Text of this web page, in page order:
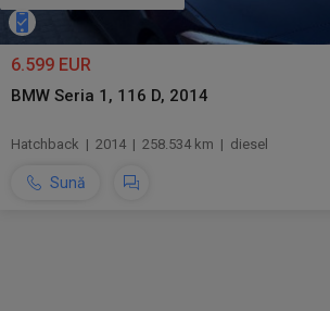
6.599 EUR
BMW Seria 1, 116 D, 2014
Hatchback | 2014 | 258.534 km | diesel
Sună